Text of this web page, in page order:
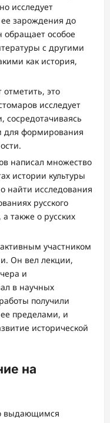
исследует
ее зарождения до
обращает особое
с другими
как история,
отметить, это
исследует
сосредотачиваясь
для формирования
написал множество
истории культуры
найти исследования
русского
также о русских
участником
Он вел лекции,
и
в научных
получили
пределами, и
исторической
на
выдающимся